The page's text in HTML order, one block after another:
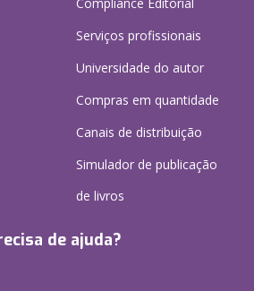
Compliance Editorial
Serviços profissionais
Universidade do autor
Compras em quantidade
Canais de distribuição
Simulador de publicação
de livros
de ajuda?